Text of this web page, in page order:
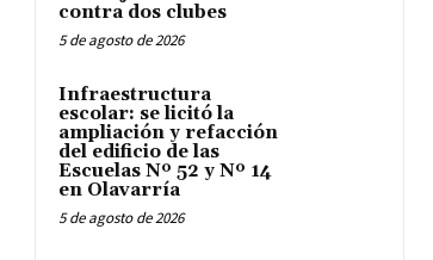
contra dos clubes
5 de agosto de 2026
Infraestructura
escolar: se licitó la
ampliación y refacción
del edificio de las
Escuelas Nº 52 y Nº 14
en Olavarría
5 de agosto de 2026